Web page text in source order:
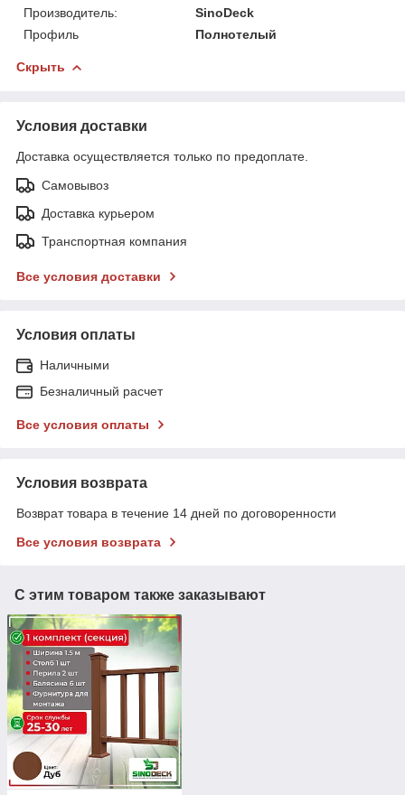
Производитель:
SinoDeck
Профиль
Полнотелый
Скрыть
Условия доставки
Доставка осуществляется только по предоплате.
Самовывоз
Доставка курьером
Транспортная компания
Все условия доставки
Условия оплаты
Наличными
Безналичный расчет
Все условия оплаты
Условия возврата
Возврат товара в течение 14 дней по договоренности
Все условия возврата
С этим товаром также заказывают